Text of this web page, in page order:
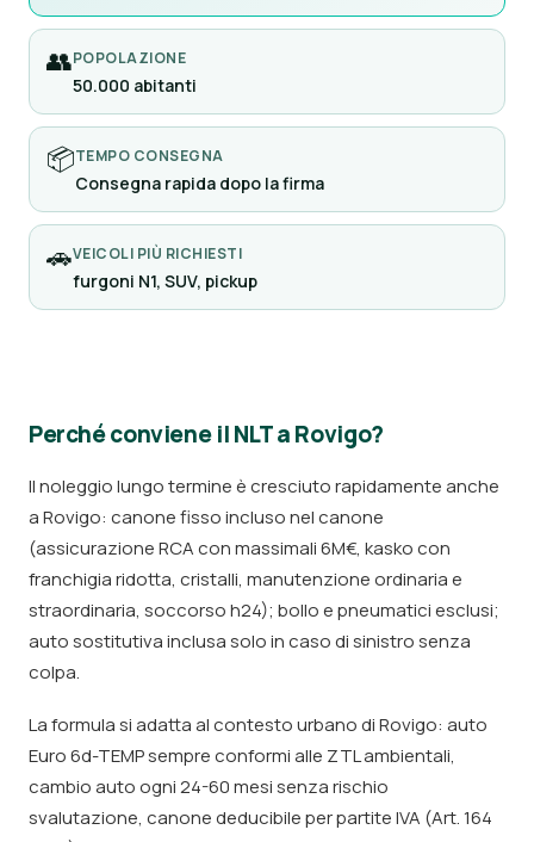
👥POPOLAZIONE
50.000 abitanti
📦TEMPO CONSEGNA
Consegna rapida dopo la firma
🚗VEICOLI PIÙ RICHIESTI
furgoni N1, SUV, pickup
Perché conviene il NLT a Rovigo?
Il noleggio lungo termine è cresciuto rapidamente anche
a Rovigo: canone fisso incluso nel canone
(assicurazione RCA con massimali 6M€, kasko con
franchigia ridotta, cristalli, manutenzione ordinaria e
straordinaria, soccorso h24); bollo e pneumatici esclusi;
auto sostitutiva inclusa solo in caso di sinistro senza
colpa.
La formula si adatta al contesto urbano di Rovigo: auto
Euro 6d-TEMP sempre conformi alle ZTL ambientali,
cambio auto ogni 24-60 mesi senza rischio
svalutazione, canone deducibile per partite IVA (Art. 164